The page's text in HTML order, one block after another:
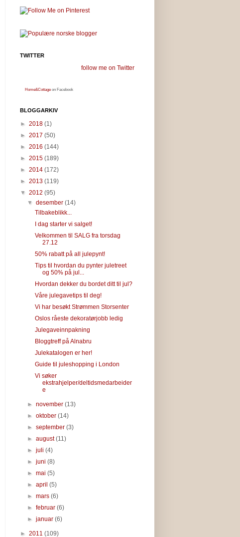
TWITTER
follow me on Twitter
Home&Cottage on Facebook
BLOGGARKIV
► 2018 (1)
► 2017 (50)
► 2016 (144)
► 2015 (189)
► 2014 (172)
► 2013 (119)
▼ 2012 (95)
▼desember(14)
Tilbakeblikk...
I dag starter vi salget!
Velkommen til SALG fra torsdag
27.12
50% rabatt på all julepynt!
Tips til hvordan du pynter juletreet
og 50% på jul...
Hvordan dekker du bordet ditt til jul?
Våre julegavetips til deg!
Vi har besøkt Strømmen Storsenter
Oslos råeste dekoratørjobb ledig
Julegaveinnpakning
Bloggtreff på Alnabru
Julekatalogen er her!
Guide til juleshopping i London
Vi søker
ekstrahjelper/deltidsmedarbeider
e
►november(13)
►oktober(14)
►september(3)
►august(11)
►juli(4)
►juni(8)
►mai(5)
►april(5)
►mars(6)
►februar(6)
►januar(6)
► 2011 (109)